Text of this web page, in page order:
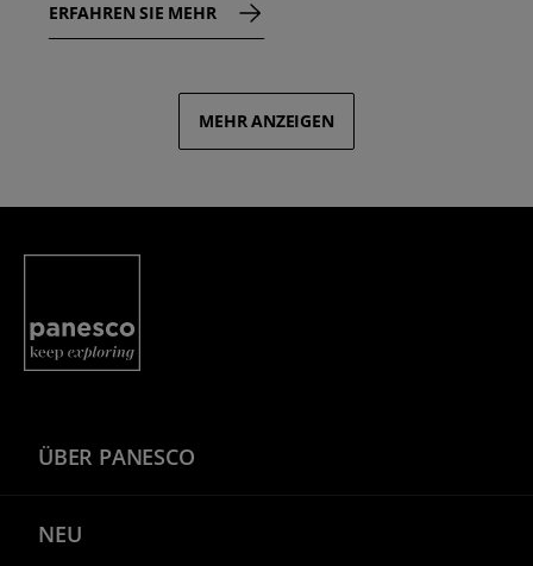
ERFAHREN SIE MEHR
MEHR ANZEIGEN
ÜBER PANESCO
NEU